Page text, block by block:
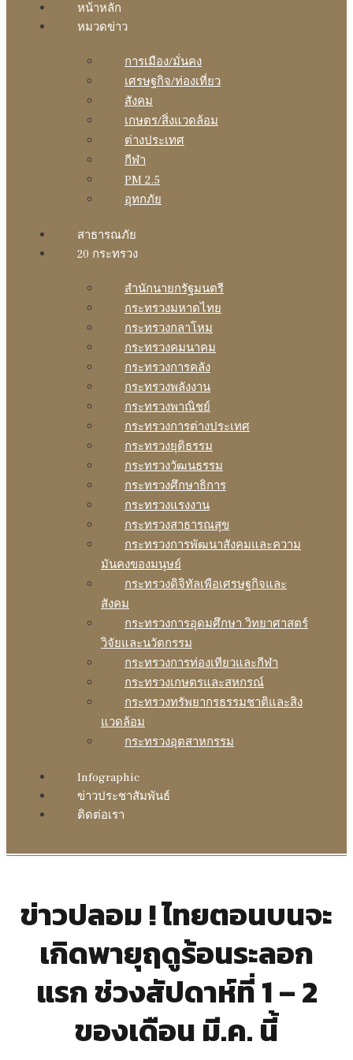
หน้าหลัก
หมวดข่าว
การเมือง/มั่นคง
เศรษฐกิจ/ท่องเที่ยว
สังคม
เกษตร/สิ่งแวดล้อม
ต่างประเทศ
กีฬา
PM 2.5
อุทกภัย
สาธารณภัย
20 กระทรวง
สํานักนายกรัฐมนตรี
กระทรวงมหาดไทย
กระทรวงกลาโหม
กระทรวงคมนาคม
กระทรวงการคลัง
กระทรวงพลังงาน
กระทรวงพาณิชย์
กระทรวงการต่างประเทศ
กระทรวงยุติธรรม
กระทรวงวัฒนธรรม
กระทรวงศึกษาธิการ
กระทรวงแรงงาน
กระทรวงสาธารณสุข
กระทรวงการพัฒนาสังคมและความ
มันคงของมนุษย์
กระทรวงดิจิทัลเพือเศรษฐกิจและ
สังคม
กระทรวงการอุดมศึกษา วิทยาศาสตร์
วิจัยและนวัตกรรม
กระทรวงการท่องเทียวและกีฬา
กระทรวงเกษตรและสหกรณ์
กระทรวงทรัพยากรธรรมชาติและสิง
แวดล้อม
กระทรวงอุตสาหกรรม
Infographic
ข่าวประชาสัมพันธ์
ติดต่อเรา
ข่าวปลอม ! ไทยตอนบนจะ
เกิดพายุฤดูร้อนระลอก
แรก ช่วงสัปดาห์ที่ 1 – 2
ของเดือน มี.ค. นี้